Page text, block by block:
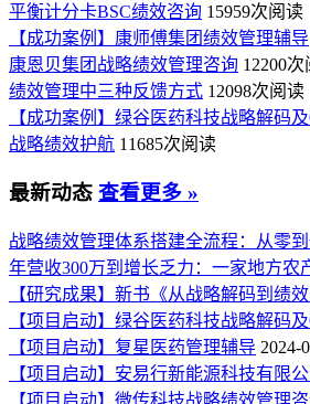
平衡计分卡BSC绩效咨询 15959次阅读
【成功案例】康师傅集团绩效管理辅导
康恩贝集团战略绩效管理咨询 12200
绩效管理中三种反馈方式 12098次阅读
【成功案例】绿谷医药科技战略解码
战略绩效护航 11685次阅读
最新动态 查看更多 »
战略绩效管理体系搭建全流程：从零
年营收300万到增长乏力：一家地方农
【研究成果】新书《从战略解码到绩
【项目启动】绿谷医药科技战略解码
【项目启动】复星医药管理辅导 2024-
【项目启动】安易行新能源科技有限